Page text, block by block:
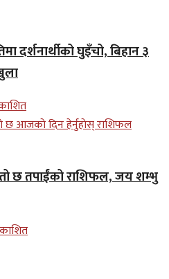
दर्शनार्थीको घुइँचो, बिहान ३
छ तपाईंको राशिफल, जय शम्भु